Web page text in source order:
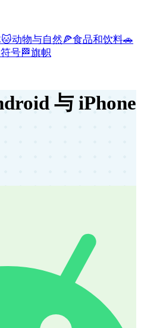
🐱动物与自然🍕食品和饮料🚗
符号🏁旗帜
与 iPhone